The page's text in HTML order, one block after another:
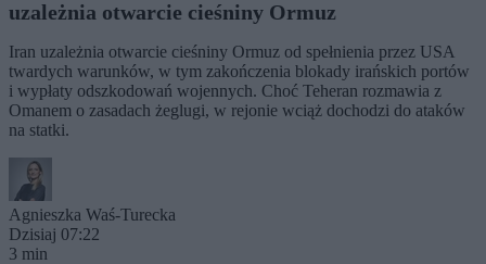
uzależnia otwarcie cieśniny Ormuz
Iran uzależnia otwarcie cieśniny Ormuz od spełnienia przez USA
twardych warunków, w tym zakończenia blokady irańskich portów
i wypłaty odszkodowań wojennych. Choć Teheran rozmawia z
Omanem o zasadach żeglugi, w rejonie wciąż dochodzi do ataków
na statki.
Agnieszka Waś-Turecka
Dzisiaj 07:22
3 min